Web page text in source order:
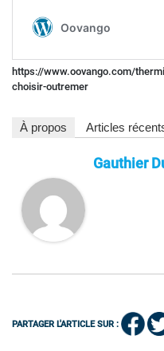
https://www.oovango.com/
choisir-outremer
À propos Articles
Gauthier
PARTAGER L'ARTICLE SUR :